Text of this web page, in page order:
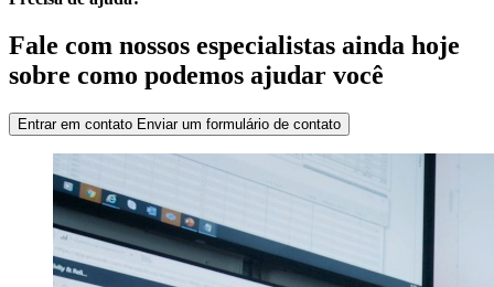
Fale com nossos especialistas ainda hoje
sobre como podemos ajudar você
Entrar em contato Enviar um formulário de contato